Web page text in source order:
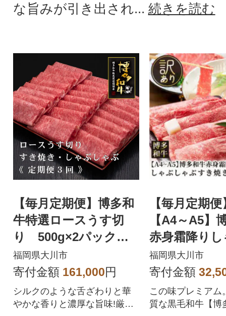
な旨みが引き出され... 続きを読む
【毎月定期便】博多和
牛特選ロースうす切
り 500g×2パック
計1kg(大川市)全3回
福岡県大川市
寄付金額 161,000円
シルクのような舌ざわりと華
やかな香りと濃厚な旨味!厳選
【毎月定期
【A4～A5】
赤身霜降り
ぶすき焼用
市)全3回
福岡県大川市
寄付金額
この味プレミアム
質な黒毛和牛【博